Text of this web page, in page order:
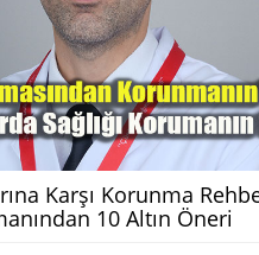
Karşı Korunma
10 Altın Öneri